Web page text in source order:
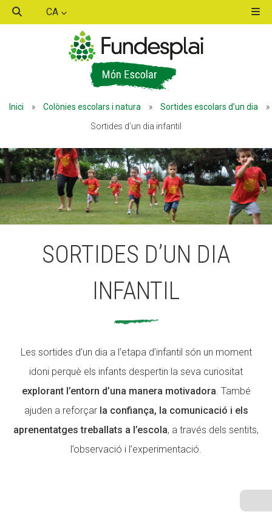
CA
Inici » Colònies escolars i natura » Sortides escolars d’un dia
»
Sortides d’un dia infantil
SORTIDES D’UN DIA
INFANTIL
Les sortides d’un dia a l’etapa d’infantil són un moment
idoni perquè els infants despertin la seva curiositat
explorant l’entorn d’una manera motivadora. També
ajuden a reforçar la confiança, la comunicació i els
aprenentatges treballats a l’escola, a través dels sentits,
l’observació i l’experimentació.
ACTIVITATS D'ESTIU
MÓN ESCOLAR
ALBERG CENTRE ESPLAI
FORMACIÓ
CASES DE COLÒNIES
ACCIÓ SOCIAL I JOVES
ESPLAIS
SUPORT TERCER SECTOR